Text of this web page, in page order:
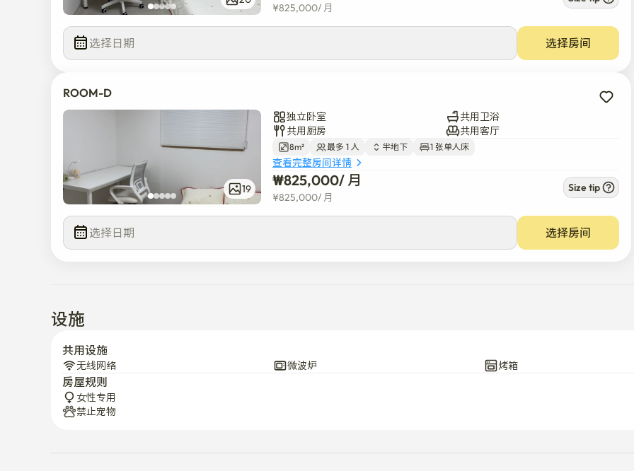
¥825,000/ 月
选择日期 选择房间
ROOM-D
19
独立卧室
共用卫浴
共用厨房
共用客厅
8m² 最多 1 人 半地下 1 张单人床
查看完整房间详情
₩825,000/ 月
¥825,000/ 月
Size tip
选择日期 选择房间
设施
共用设施
无线网络 微波炉 烤箱
房屋规则
女性专用
禁止宠物